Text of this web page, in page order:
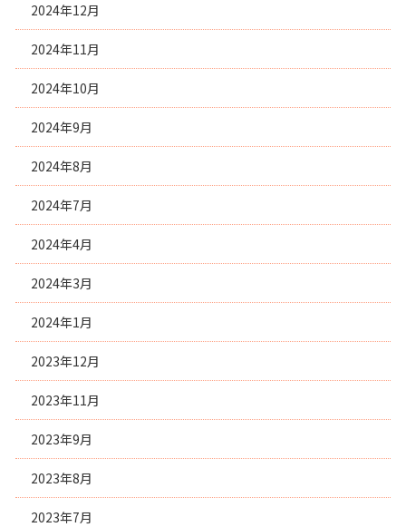
2024年12月
2024年11月
2024年10月
2024年9月
2024年8月
2024年7月
2024年4月
2024年3月
2024年1月
2023年12月
2023年11月
2023年9月
2023年8月
2023年7月